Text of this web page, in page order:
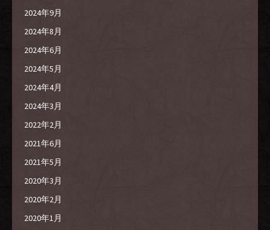
2024年9月
2024年8月
2024年6月
2024年5月
2024年4月
2024年3月
2022年2月
2021年6月
2021年5月
2020年3月
2020年2月
2020年1月